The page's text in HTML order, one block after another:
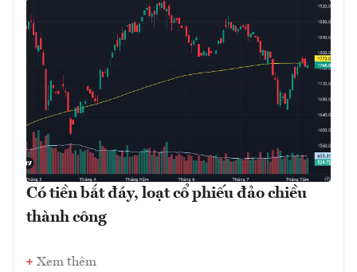
Có tiền bắt đáy, loạt cổ phiếu đảo chiều
thành công
Xem thêm